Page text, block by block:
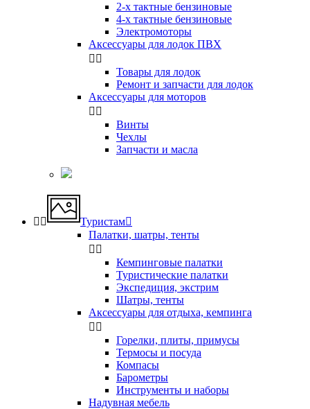
2-х тактные бензиновые
4-х тактные бензиновые
Электромоторы
Аксессуары для лодок ПВХ
 
Товары для лодок
Ремонт и запчасти для лодок
Аксессуары для моторов
 
Винты
Чехлы
Запчасти и масла
  Туристам
Палатки, шатры, тенты
 
Кемпинговые палатки
Туристические палатки
Экспедиция, экстрим
Шатры, тенты
Аксессуары для отдыха, кемпинга
 
Горелки, плиты, примусы
Термосы и посуда
Компасы
Бapoмeтpы
Инструменты и наборы
Надувная мебель